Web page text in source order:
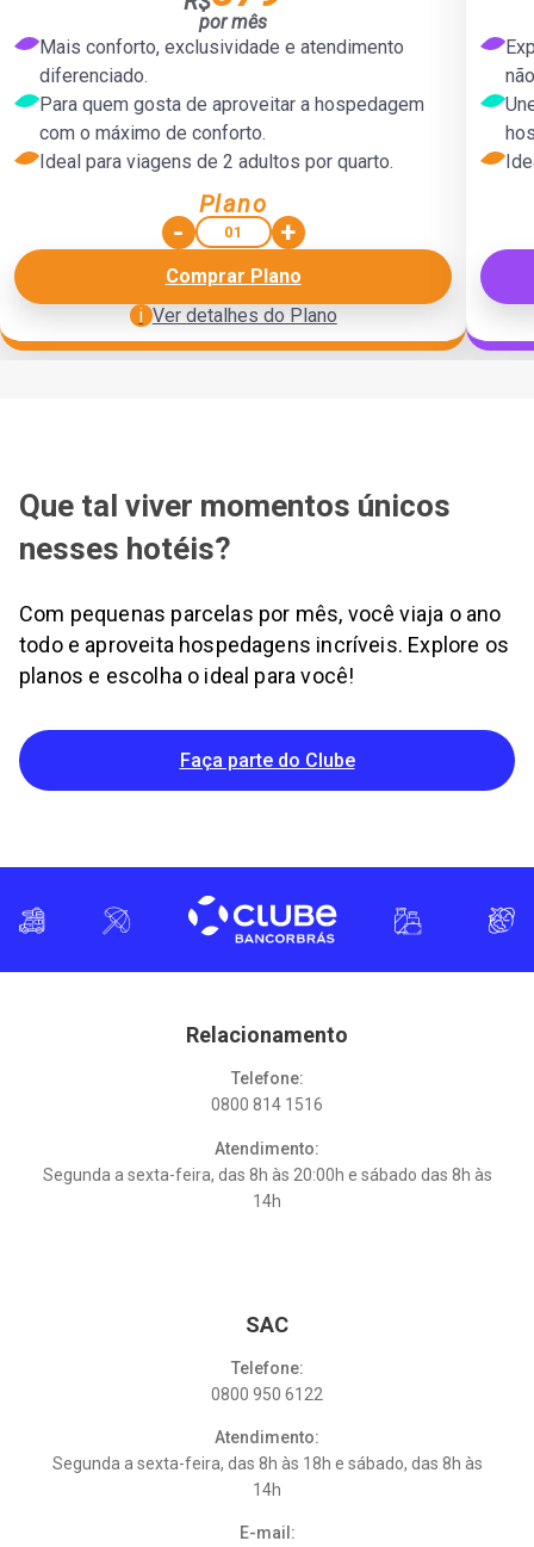
por mês
Mais conforto, exclusividade e atendimento
diferenciado.
Para quem gosta de aproveitar a hospedagem
com o máximo de conforto.
Ideal para viagens de 2 adultos por quarto.
Plano
- +
Comprar Plano
i Ver detalhes do Plano
Quartos de categoria Superior exclusivos
Atendimento prioritário especializado para clientes do Plano
Descontos ampliados na compra de pacotes de passagens
aéreas + hospedagem
Possibilidade de adquirir mais 5 diárias adicionais
cartão de crédito
12 meses para utilização das diárias, com possibilidade de
prorrogação
Suporte ao cliente hospedado
i
Voltar
Que tal viver momentos únicos
nesses hotéis?
Com pequenas parcelas por mês, você viaja o ano
todo e aproveita hospedagens incríveis. Explore os
planos e escolha o ideal para você!
Faça parte do Clube
Relacionamento
Telefone:
0800 814 1516
Atendimento:
Segunda a sexta-feira, das 8h às 20:00h e sábado das 8h às
14h
SAC
Telefone:
0800 950 6122
Atendimento:
Segunda a sexta-feira, das 8h às 18h e sábado, das 8h às
14h
E-mail: